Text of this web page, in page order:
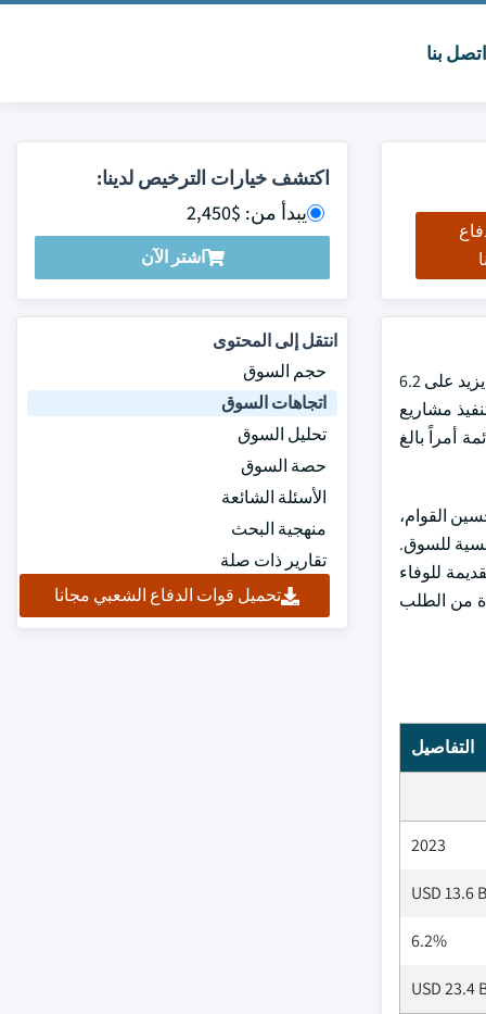
اتصل بنا
اكتشف خيارات الترخيص لدينا:
يبدأ من: $2,450
اشتر الآن
وقد بلغت قيمة سوق الفلور المزروعة نحو 13.6 بليون دولار من دولارات الولايات المتحدة في عام 2023، ومن المتوقع أن تُسجّل هذه السوق ما يزيد على 6.2
تنفيذ مشاريع
أمراً بالغ
القوام،
للسوق.
للوفاء
من الطلب
التفاصيل
2023
USD 13.6
6.2%
USD 23.4
انتقل إلى المحتوى
حجم السوق
اتجاهات السوق
تحليل السوق
حصة السوق
الأسئلة الشائعة
منهجية البحث
تقارير ذات صلة
تحميل قوات الدفاع الشعبي مجانا